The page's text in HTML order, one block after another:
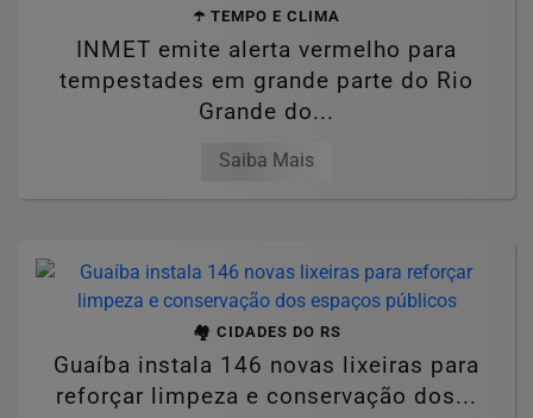
☂️ TEMPO E CLIMA
INMET emite alerta vermelho para
tempestades em grande parte do Rio
Grande do...
Saiba Mais
🏘️ CIDADES DO RS
Guaíba instala 146 novas lixeiras para
reforçar limpeza e conservação dos...